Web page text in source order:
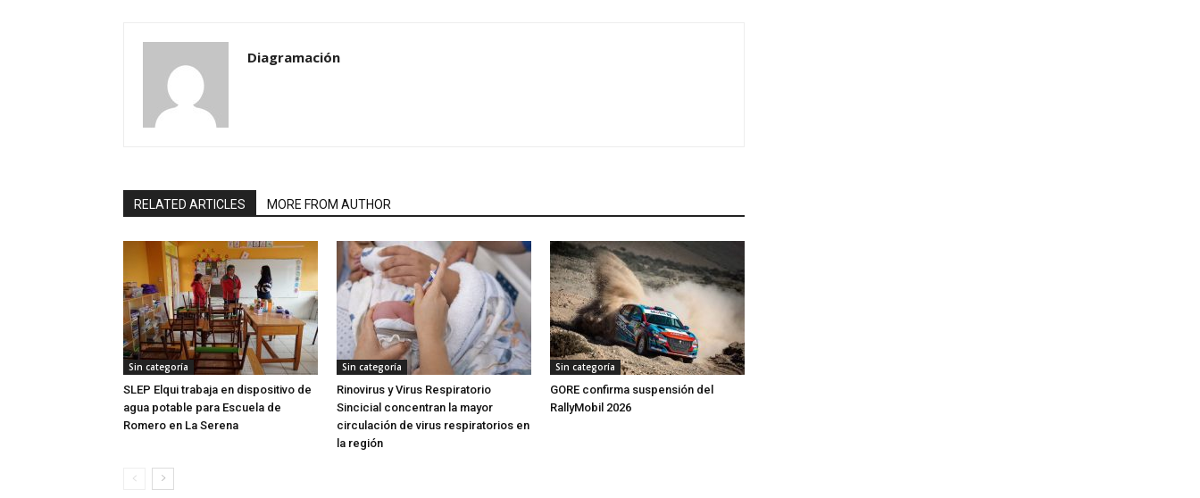
Diagramación
RELATED ARTICLES MORE FROM AUTHOR
Sin categoría
SLEP Elqui trabaja en dispositivo de
agua potable para Escuela de
Romero en La Serena
Sin categoría
Rinovirus y Virus Respiratorio
Sincicial concentran la mayor
circulación de virus respiratorios en
la región
Sin categoría
GORE confirma suspensión del
RallyMobil 2026